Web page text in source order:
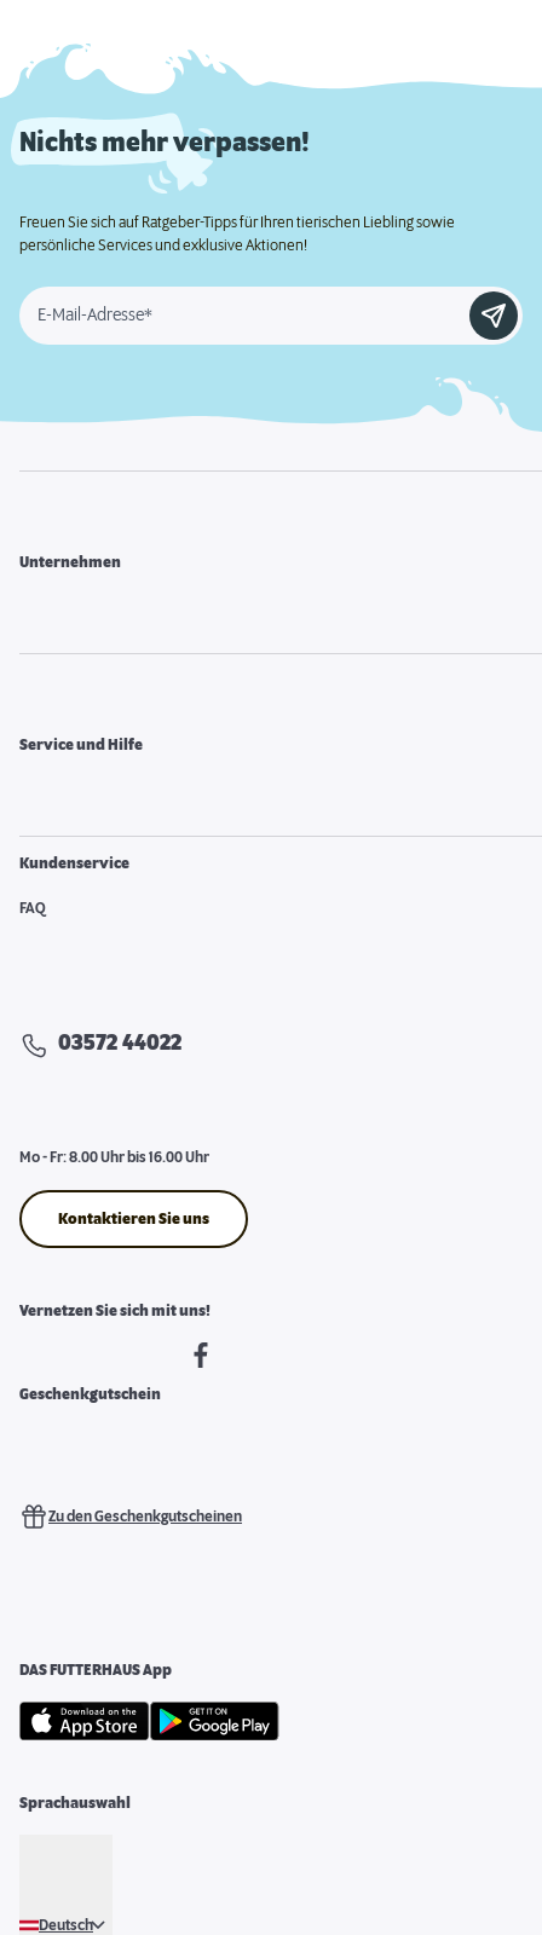
Nichts mehr verpassen!
Freuen Sie sich auf Ratgeber-Tipps für Ihren tierischen Liebling sowie
persönliche Services und exklusive Aktionen!
E-Mail-Adresse*
Unternehmen
Service und Hilfe
Kundenservice
FAQ
03572 44022
Mo - Fr: 8.00 Uhr bis 16.00 Uhr
Kontaktieren Sie uns
Vernetzen Sie sich mit uns!
Geschenkgutschein
Zu den Geschenkgutscheinen
DAS FUTTERHAUS App
Sprachauswahl
Deutsch